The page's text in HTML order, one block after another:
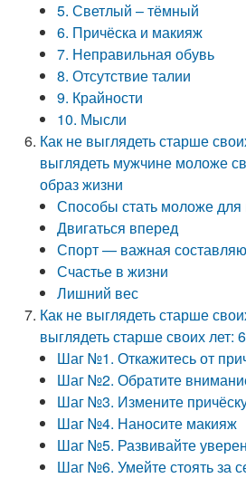
5. Светлый – тёмный
6. Причёска и макияж
7. Неправильная обувь
8. Отсутствие талии
9. Крайности
10. Мысли
Как не выглядеть старше
выглядеть мужчине моложе
образ жизни
Способы стать моложе
Двигаться вперед
Спорт — важная
Счастье в жизни
Лишний вес
Как не выглядеть старше
выглядеть старше своих лет:
Шаг №1. Откажитесь от
Шаг №2. Обратите
Шаг №3. Измените
Шаг №4. Наносите макияж
Шаг №5. Развивайте
Шаг №6. Умейте стоять за